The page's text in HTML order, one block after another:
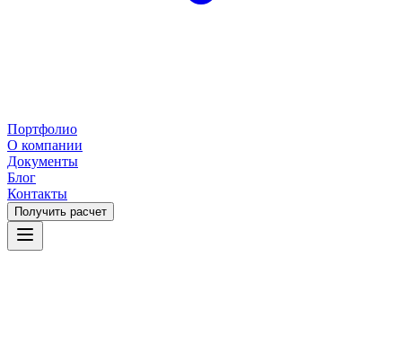
Портфолио
О компании
Документы
Блог
Контакты
Получить расчет